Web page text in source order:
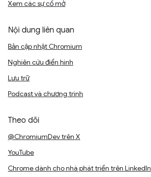
Xem các sự cố mở
Nội dung liên quan
Bản cập nhật Chromium
Nghiên cứu điển hình
Lưu trữ
Podcast và chương trình
Theo dõi
@ChromiumDev trên X
YouTube
Chrome dành cho nhà phát triển trên LinkedIn